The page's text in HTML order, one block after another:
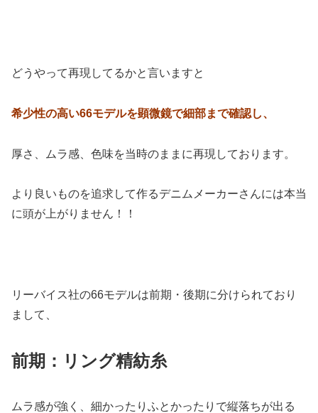
どうやって再現してるかと言いますと
希少性の高い66モデルを顕微鏡で細部まで確認し、
厚さ、ムラ感、色味を当時のままに再現しております。
より良いものを追求して作るデニムメーカーさんには本当
に頭が上がりません！！
リーバイス社の66モデルは前期・後期に分けられており
まして、
前期：リング精紡糸
ムラ感が強く、細かったりふとかったりで縦落ちが出る